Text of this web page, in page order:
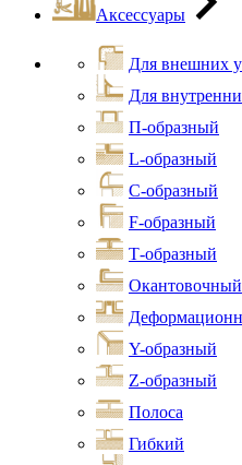
Аксессуары
Для внешних
Для
П-образный
L-образный
С-образный
F-образный
Т-образный
Окантовочный
Y-образный
Z-образный
Полоса
Гибкий